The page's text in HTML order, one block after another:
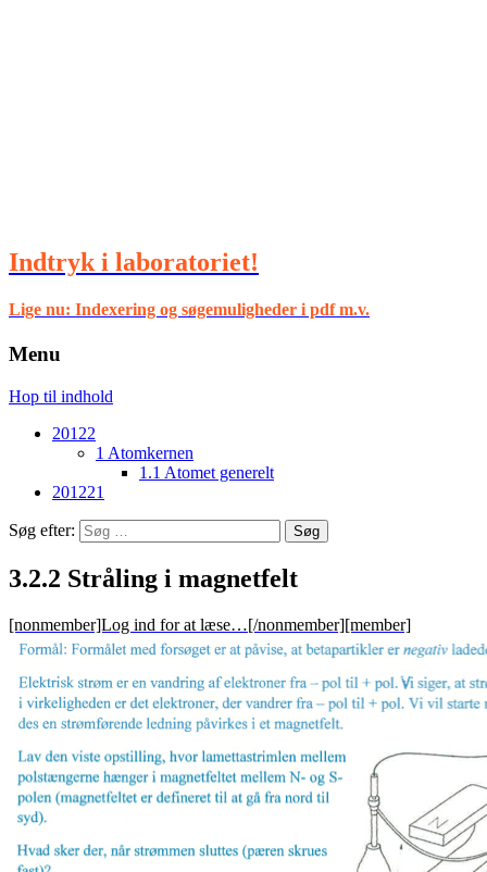
Indtryk i laboratoriet!
Lige nu: Indexering og søgemuligheder i pdf m.v.
Menu
Hop til indhold
20122
1 Atomkernen
1.1 Atomet generelt
201221
Søg efter:
3.2.2 Stråling i magnetfelt
[nonmember]Log ind for at læse…[/nonmember][member]